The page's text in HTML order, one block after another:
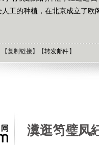
工的种植，在北京成立了欧
【复制链接】【转发邮件 】
瀵逛笉璧凤